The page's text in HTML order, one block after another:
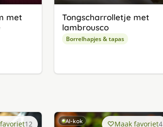
met
Tongscharrolletje met
lambrousco
Borrelhapjes & tapas
12 AI-kok Maak favoriet4